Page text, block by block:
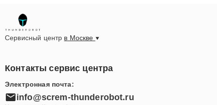
Сервисный центр в Москве
Контакты сервис центра
Электронная почта:
info@screm-thunderobot.ru